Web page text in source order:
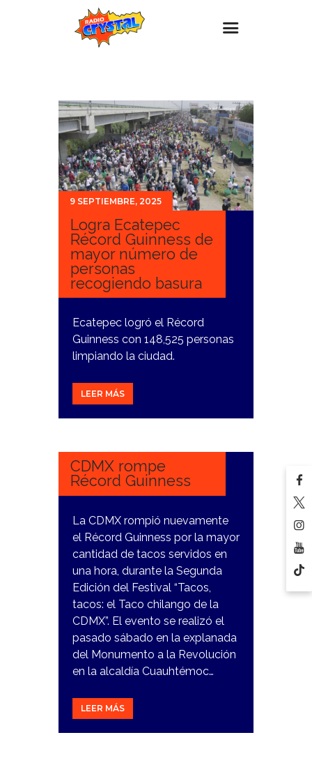
Estaciones
Eventos
Promociones
Noticias
Para ti
Contacto
9 SEPTIEMBRE, 2025
Logra Ecatepec
Récord Guinness de
mayor número de
personas
recogiendo basura
Ecatepec logró el Récord
Guinness con 148,525 personas
limpiando la ciudad.
LEER MÁS
26
CDMX rompe
Récord Guinness
La CDMX rompió nuevamente
el Récord Guinness por la mayor
cantidad de tacos servidos en
una hora, durante la Segunda
Edición del Festival “Tacos,
tacos: el Taco chilango de la
CDMX”. El evento se realizó el
pasado sábado en la explanada
del Monumento a la Revolución
en la alcaldía Cuauhtémoc…
LEER MÁS